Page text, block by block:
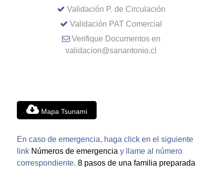
Validación P. de Circulación
Validación PAT Comercial
Verifique Documentos en
validacion@sanantonio.cl
Mapa Tsunami
En caso de emergencia, haga click en el siguiente
link Números de emergencia y llame al número
correspondiente. 8 pasos de una familia preparada